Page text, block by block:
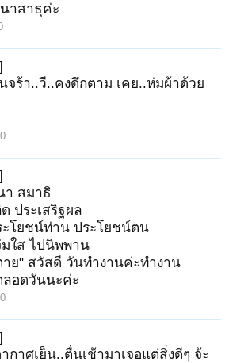
าสาธุค่ะ
จร้า..วี..คงดึกตาม เคย..ห่มผ้าด้วย
า สมาธิ
ประเสริฐผล
ะโยชน์ท่าน ประโยชน์ตน
ใส ไปนิพพาน
ย" สวัสดี วันทำงานค่ะทำงาน
อดวันนะค่ะ
กาศเย็น..ตื่นเช้ามาเจอแต่สิ่งดีๆ จ้ะ